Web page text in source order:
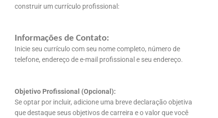
construir um currículo profissional:
Informações de Contato:
Inicie seu currículo com seu nome completo, número de
telefone, endereço de e-mail profissional e seu endereço.
Objetivo Profissional (Opcional):
Se optar por incluir, adicione uma breve declaração objetiva
que destaque seus objetivos de carreira e o valor que você